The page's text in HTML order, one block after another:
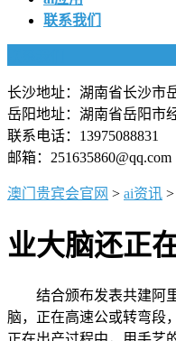
联系我们
长沙地址：湖南省长沙市
岳阳地址：湖南省岳阳市
联系电话：13975088831
邮箱：251635860@qq.com
澳门贵宾会官网 > ai资讯 >
业大脑还正
结合颁布发表共建阿
脑，正在高速公或转弯段